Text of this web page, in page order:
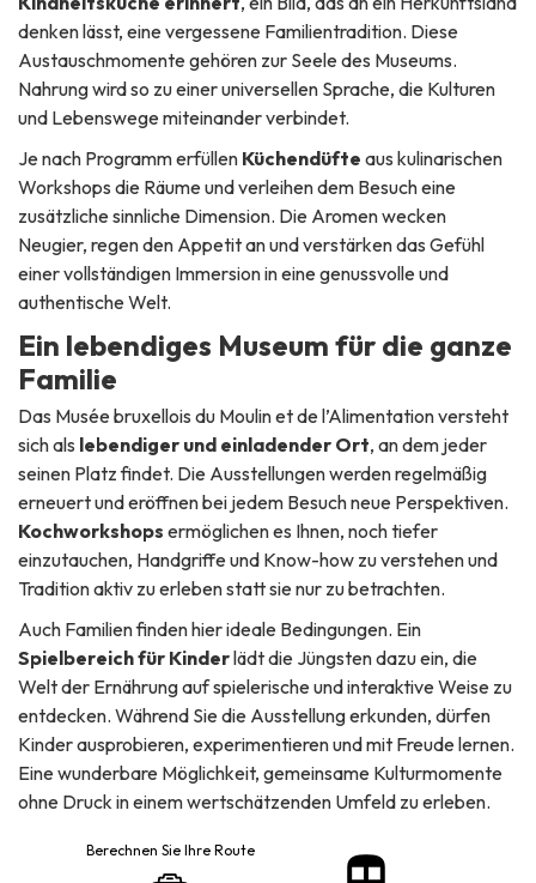
denken lässt, eine vergessene Familientradition. Diese
Austauschmomente gehören zur Seele des Museums.
Nahrung wird so zu einer universellen Sprache, die Kulturen
und Lebenswege miteinander verbindet.
Je nach Programm erfüllen Küchendüfte aus kulinarischen
Workshops die Räume und verleihen dem Besuch eine
zusätzliche sinnliche Dimension. Die Aromen wecken
Neugier, regen den Appetit an und verstärken das Gefühl
einer vollständigen Immersion in eine genussvolle und
authentische Welt.
Ein lebendiges Museum für die ganze
Familie
Das Musée bruxellois du Moulin et de l’Alimentation versteht
sich als lebendiger und einladender Ort, an dem jeder
seinen Platz findet. Die Ausstellungen werden regelmäßig
erneuert und eröffnen bei jedem Besuch neue Perspektiven.
Kochworkshops ermöglichen es Ihnen, noch tiefer
einzutauchen, Handgriffe und Know-how zu verstehen und
Tradition aktiv zu erleben statt sie nur zu betrachten.
Auch Familien finden hier ideale Bedingungen. Ein
Spielbereich für Kinderlädt die Jüngsten dazu ein, die
Welt der Ernährung auf spielerische und interaktive Weise zu
entdecken. Während Sie die Ausstellung erkunden, dürfen
Kinder ausprobieren, experimentieren und mit Freude lernen.
Eine wunderbare Möglichkeit, gemeinsame Kulturmomente
ohne Druck in einem wertschätzenden Umfeld zu erleben.
Berechnen Sie Ihre Route